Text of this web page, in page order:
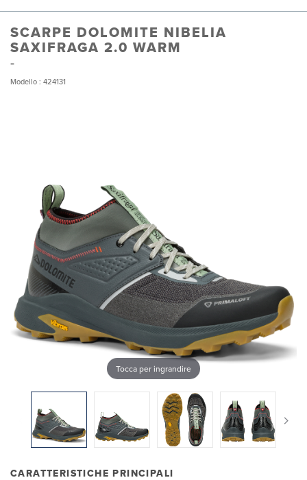
SCARPE DOLOMITE NIBELIA
SAXIFRAGA 2.0 WARM
Modello : 424131
Tocca per ingrandire
CARATTERISTICHE PRINCIPALI